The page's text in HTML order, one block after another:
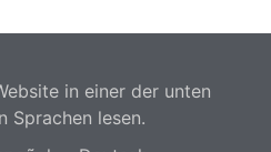
in einer der unten
Sprachen lesen.